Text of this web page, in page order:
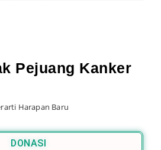
Pejuang Kanker
Harapan Baru
DONASI